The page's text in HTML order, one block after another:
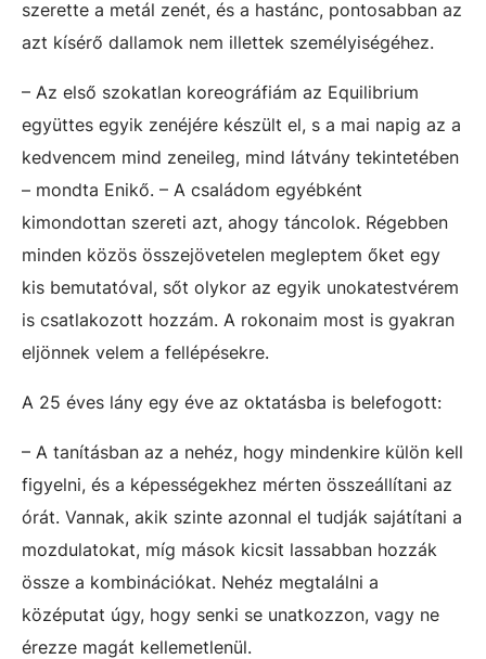
szerette a metál zenét, és a hastánc, pontosabban az
azt kísérő dallamok nem illettek személyiségéhez.
– Az első szokatlan koreográfiám az Equilibrium
együttes egyik zenéjére készült el, s a mai napig az a
kedvencem mind zeneileg, mind látvány tekintetében
– mondta Enikő. – A családom egyébként
kimondottan szereti azt, ahogy táncolok. Régebben
minden közös összejövetelen megleptem őket egy
kis bemutatóval, sőt olykor az egyik unokatestvérem
is csatlakozott hozzám. A rokonaim most is gyakran
eljönnek velem a fellépésekre.
A 25 éves lány egy éve az oktatásba is belefogott:
– A tanításban az a nehéz, hogy mindenkire külön kell
figyelni, és a képességekhez mérten összeállítani az
órát. Vannak, akik szinte azonnal el tudják sajátítani a
mozdulatokat, míg mások kicsit lassabban hozzák
össze a kombinációkat. Nehéz megtalálni a
középutat úgy, hogy senki se unatkozzon, vagy ne
érezze magát kellemetlenül.